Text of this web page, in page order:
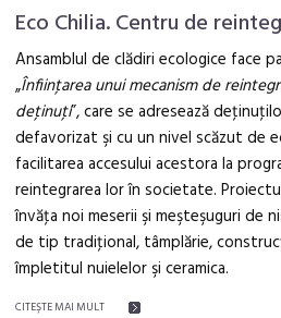
Eco Chilia. Centru de
Ansamblul de clădiri ecologice face
„Înfiinţarea unui mecanism de
deţinuţi”, care se adresează
defavorizat şi cu un nivel scăzut de
facilitarea accesului acestora la
reintegrarea lor în societate.
învăţa noi meserii şi meşteşuguri de
de tip tradiţional, tâmplărie,
împletitul nuielelor şi ceramica.
CITEŞTE MAI MULT